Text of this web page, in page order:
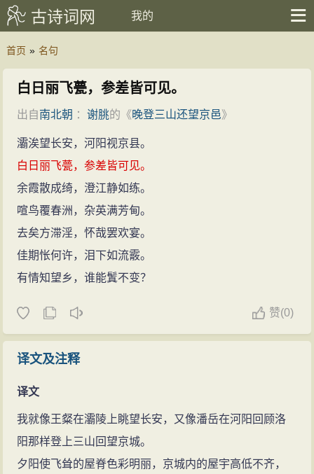
古诗词网 我的
首页 » 名句
白日丽飞甍，参差皆可见。
出自南北朝 ：谢朓的《晚登三山还望京邑》
灞涘望长安，河阳视京县。
白日丽飞甍，参差皆可见。
余霞散成绮，澄江静如练。
喧鸟覆春洲，杂英满芳甸。
去矣方滞淫，怀哉罢欢宴。
佳期怅何许，泪下如流霰。
有情知望乡，谁能鬒不变？
赞(0)
译文及注释
译文
我就像王粲在灞陵上眺望长安，又像潘岳在河阳回顾洛
阳那样登上三山回望京城。
夕阳使飞耸的屋脊色彩明丽，京城内的屋宇高低不齐，